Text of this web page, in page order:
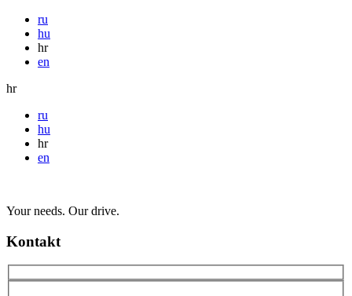
ru
hu
hr
en
hr
ru
hu
hr
en
Your needs. Our drive.
Kontakt